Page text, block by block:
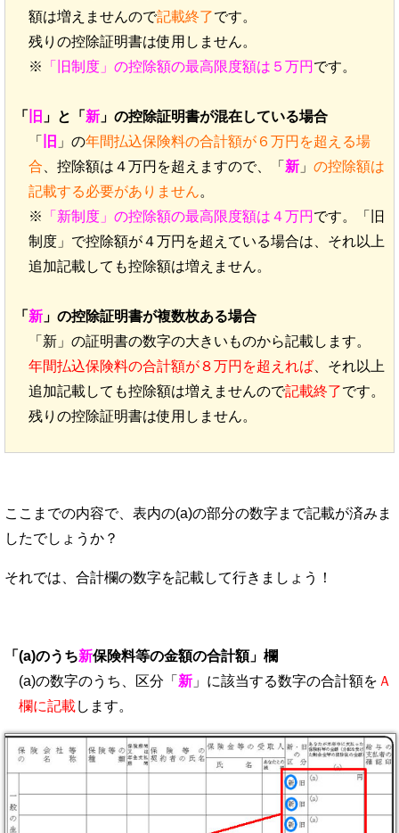
額は増えませんので記載終了です。
残りの控除証明書は使用しません。
※
「旧制度」の控除額の最高限度額は５万円 です。
「 旧 」と「 新 」の控除証明書が混在している場合
「
旧 」の年間払込保険料の合計額が６万円を超える場
合 、控除額は４万円を超えますので、「 新 」 の控除額は
記載する必要がありません。
※
「新制度」の控除額の最高限度額は４万円 です。「旧
制度」で控除額が４万円を超えている場合は、それ以上
追加記載しても控除額は増えません。
「 新 」の控除証明書が複数枚ある場合
「新」の証明書の数字の大きいものから記載します。
年間払込保険料の合計額が８万円を超えれば 、それ以上
追加記載しても控除額は増えませんので記載終了です。
残りの控除証明書は使用しません。
ここまでの内容で、表内の(a)の部分の数字まで記載が済みま
したでしょうか？
それでは、合計欄の数字を記載して行きましょう！
「(a)のうち新保険料等の金額の合計額」欄
(a)の数字のうち、区分「 新 」に該当する数字の合計額を Ａ
欄に記載します。